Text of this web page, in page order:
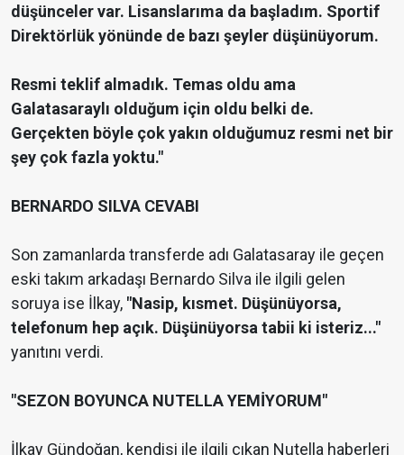
düşünceler var. Lisanslarıma da başladım. Sportif
Direktörlük yönünde de bazı şeyler düşünüyorum.
Resmi teklif almadık. Temas oldu ama
Galatasaraylı olduğum için oldu belki de.
Gerçekten böyle çok yakın olduğumuz resmi net bir
şey çok fazla yoktu."
BERNARDO SILVA CEVABI
Son zamanlarda transferde adı Galatasaray ile geçen
eski takım arkadaşı Bernardo Silva ile ilgili gelen
soruya ise İlkay, "Nasip, kısmet. Düşünüyorsa,
telefonum hep açık. Düşünüyorsa tabii ki isteriz..."
yanıtını verdi.
"SEZON BOYUNCA NUTELLA YEMİYORUM"
İlkay Gündoğan, kendisi ile ilgili çıkan Nutella haberleri